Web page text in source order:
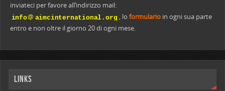
inviateci per favore all’indirizzo mail:
@ , lo formularioin ogni sua parte
entro e non oltre il giorno 20 di ogni mese.
Links